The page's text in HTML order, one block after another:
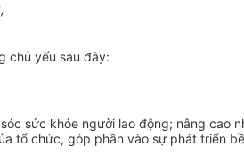
chủ yếu sau đây:
sức khỏe người lao động; nâng cao
tổ chức, góp phần vào sự phát triển